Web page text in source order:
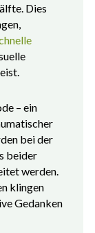
Dies
– ein
bei der
beider
werden.
klingen
Gedanken